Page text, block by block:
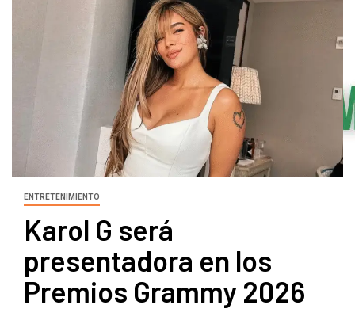
ENTRETENIMIENTO
Karol G será
presentadora en los
Premios Grammy 2026